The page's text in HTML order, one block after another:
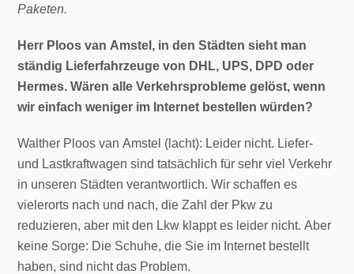
Paketen.
Herr Ploos van Amstel, in den Städten sieht man
ständig Lieferfahrzeuge von DHL, UPS, DPD oder
Hermes. Wären alle Verkehrsprobleme gelöst, wenn
wir einfach weniger im Internet bestellen würden?
Walther Ploos van Amstel (lacht): Leider nicht. Liefer-
und Lastkraftwagen sind tatsächlich für sehr viel Verkehr
in unseren Städten verantwortlich. Wir schaffen es
vielerorts nach und nach, die Zahl der Pkw zu
reduzieren, aber mit den Lkw klappt es leider nicht. Aber
keine Sorge: Die Schuhe, die Sie im Internet bestellt
haben, sind nicht das Problem.